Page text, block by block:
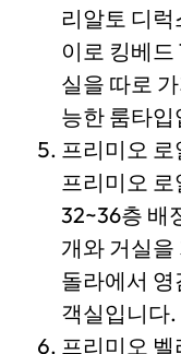
리알토 디
이로 킹베드
실을 따로
능한 룸타
프리미오 로
프리미오 로
32~36층 배
개와 거실
돌라에서
객실입니다.
프리미오 벨